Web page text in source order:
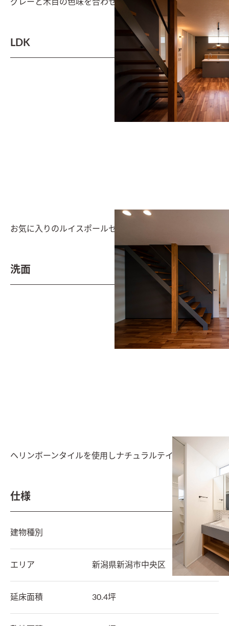
グレーと木目の色味を合わせ、統一感のあるLDK
LDK
お気に入りのルイスポールセンをリビングの中心に配置
洗面
ヘリンボーンタイルを使用しナチュラルテイストの洗面
仕様
建物種別
エリア 新潟県新潟市中央区
延床面積 30.4坪